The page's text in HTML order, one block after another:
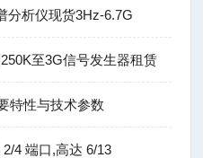
分析仪现货3Hz-6.7G
至3G信号发生器租赁
特性与技术参数
4 端口,高达 6/13